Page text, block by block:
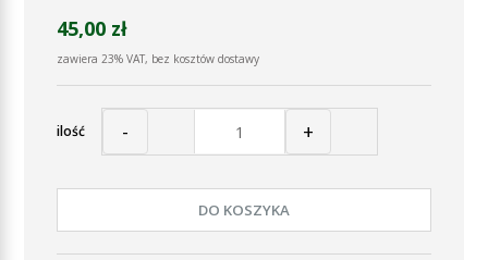
45,00 zł
zawiera 23% VAT, bez kosztów dostawy
ilość - +
DO KOSZYKA